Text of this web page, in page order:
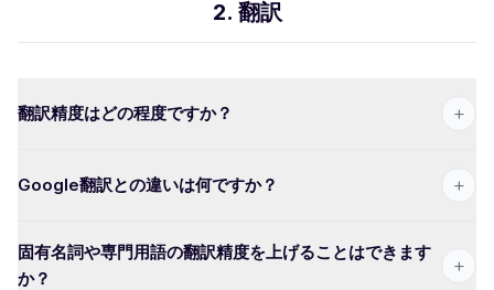
2. 翻訳
翻訳精度はどの程度ですか？ +
Google翻訳との違いは何ですか？ +
固有名詞や専門用語の翻訳精度を上げることはできます
か？
+